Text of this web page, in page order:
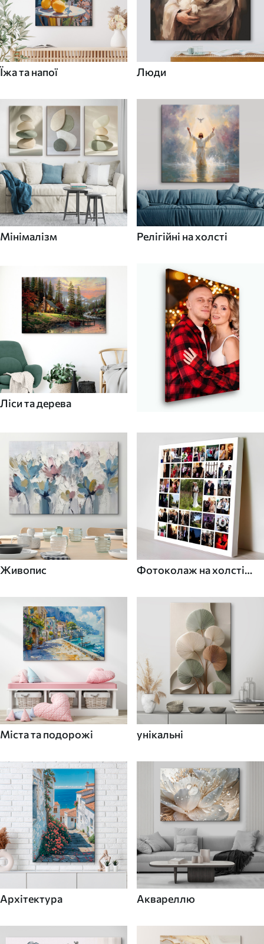
Їжа та напої Люди
Мінімалізм Релігійні на холсті
Ліси та дерева
Живопис
Фотоколаж на холсті
Міста та подорожі унікальні
Архітектура Аквареллю